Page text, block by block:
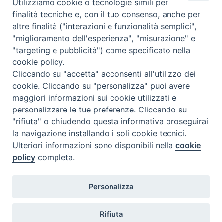
biblica nella Città” proposta da
Arcidiocesi di Milano, Istituto
Superiore di Scienze Religiose,
Centro Pastorale dell’Università
Cattolica e Scuola della Cattedrale.
Il30 settembre, prolusione di S.E.
Mons. Claudio Giuliodori.
Inizio delle lezioni martedì 7 ottobre
Per maggiori informazioni e iscrizioni,clicca qui
Utilizziamo cookie o tecnologie simili per
finalità tecniche e, con il tuo consenso, anche per
altre finalità ("interazioni e funzionalità semplici",
"miglioramento dell'esperienza", "misurazione" e
"targeting e pubblicità") come specificato nella
cookie policy.
Cliccando su "accetta" acconsenti all'utilizzo dei
cookie. Cliccando su "personalizza" puoi avere
maggiori informazioni sui cookie utilizzati e
personalizzare le tue preferenze. Cliccando su
"rifiuta" o chiudendo questa informativa proseguirai
la navigazione installando i soli cookie tecnici.
Ulteriori informazioni sono disponibili nellacookie
policy completa.
Personalizza
Rifiuta